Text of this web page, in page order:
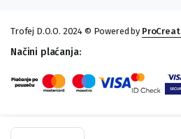
Trofej D.O.O. 2024 © Powered by
Načini plaćanja: